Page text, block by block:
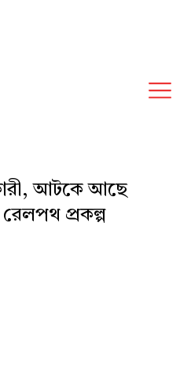
আটকে আছে
রেলপথ প্রকল্প